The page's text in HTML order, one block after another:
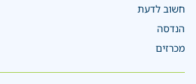
חשוב לדעת
הנדסה
מכרזים